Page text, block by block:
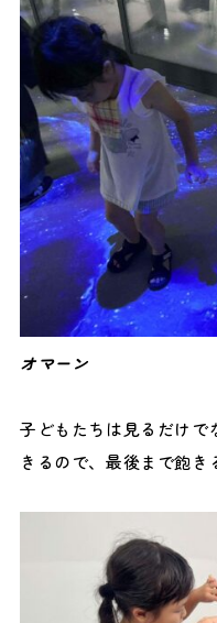
オマーン
子どもたちは見るだけ
きるので、最後まで飽き